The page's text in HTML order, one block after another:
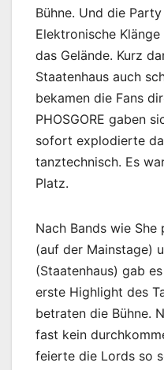
Bühne. Und die
Elektronische
das Gelände. Kurz
Staatenhaus auch
bekamen die Fans
PHOSGORE gaben
sofort explodierte
tanztechnisch. Es
Platz.
Nach Bands wie
(auf der Mainstage)
(Staatenhaus) gab
erste Highlight des
betraten die Bühne.
fast kein
feierte die Lords so